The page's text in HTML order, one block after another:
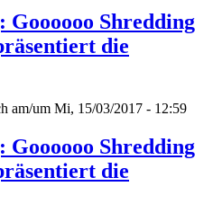
Goooooo Shredding
die
am/um Mi, 15/03/2017 - 12:59
Goooooo Shredding
die